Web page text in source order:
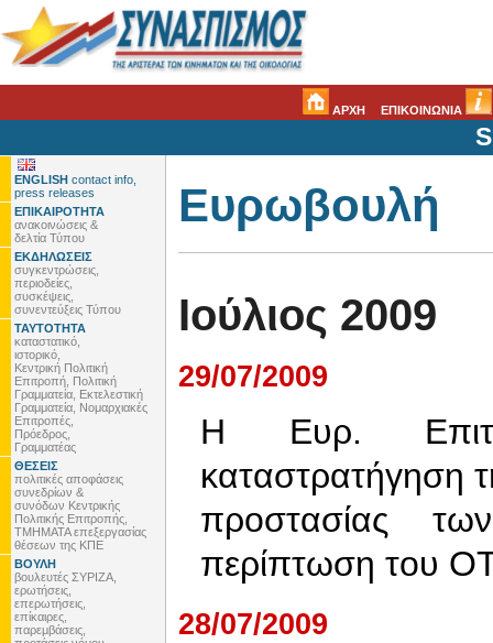
ΑΡΧΗ ΕΠΙΚΟΙΝΩΝΙΑ
ENGLISH contact info,
press releases
ΕΠΙΚΑΙΡΟΤΗΤΑ
ανακοινώσεις &
δελτία Τύπου
ΕΚΔΗΛΩΣΕΙΣ
συγκεντρώσεις,
περιοδείες,
συσκέψεις,
συνεντεύξεις Τύπου
ΤΑΥΤΟΤΗΤΑ
καταστατικό,
ιστορικό,
Κεντρική Πολιτική
Επιτροπή, Πολιτική
Γραμματεία, Εκτελεστική
Γραμματεία, Νομαρχιακές
Επιτροπές,
Πρόεδρος,
Γραμματέας
ΘΕΣΕΙΣ
πολιτικές αποφάσεις
συνεδρίων &
συνόδων Κεντρικής
Πολιτικής Επιτροπής,
ΤΜΗΜΑΤΑ επεξεργασίας
θέσεων της ΚΠΕ
ΒΟΥΛΗ
βουλευτές ΣΥΡΙΖΑ,
ερωτήσεις,
επερωτήσεις,
επίκαιρες,
παρεμβάσεις,
Ευρωβουλή
Ιούλιος 2009
29/07/2009
Η Ευρ.
καταστρατήγηση
προστασίας
περίπτωση του
28/07/2009